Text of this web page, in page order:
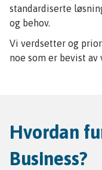
standardiserte
og behov.
Vi verdsetter og
noe som er bevist av
Hvordan
Business?